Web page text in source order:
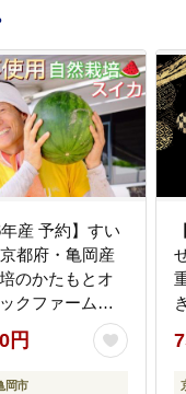
年産 予約】すい
都府・亀岡産
のかたもとオ
クファームよ
け ※2026年8月
次発送予定 ※
発送不可
円
岡市